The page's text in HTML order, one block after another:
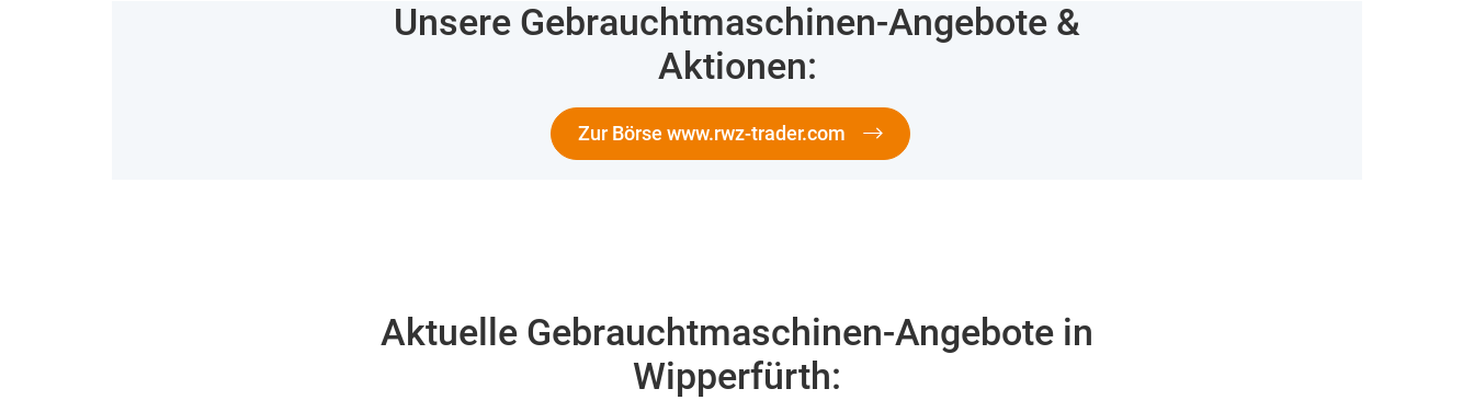
Unsere Gebrauchtmaschinen-Angebote &
Aktionen:
Zur Börse www.rwz-trader.com
Aktuelle Gebrauchtmaschinen-Angebote in
Wipperfürth: